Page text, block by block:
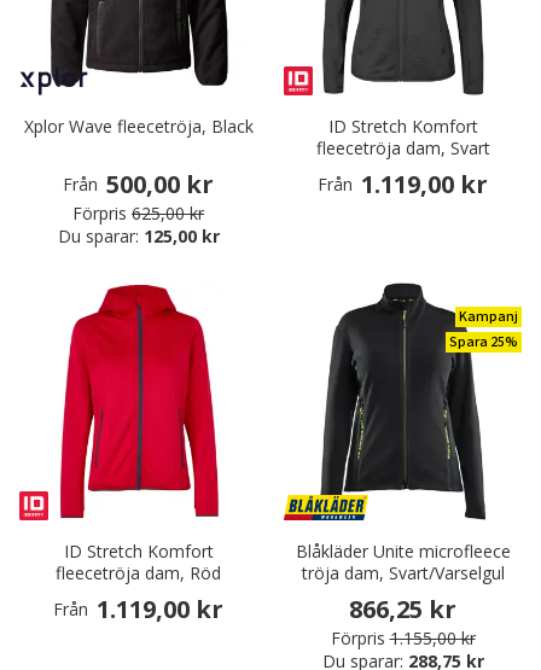
Xplor Wave fleecetröja, Black
Från 500,00 kr
Förpris 625,00 kr
Du sparar: 125,00 kr
ID Stretch Komfort
fleecetröja dam, Svart
Från 1.119,00 kr
ID Stretch Komfort
fleecetröja dam, Röd
Från 1.119,00 kr
Kampanj
Spara 25%
Blåkläder Unite microfleece
tröja dam, Svart/Varselgul
866,25 kr
Förpris 1.155,00 kr
Du sparar: 288,75 kr